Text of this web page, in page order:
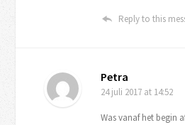
Reply to this
Petra
24 juli 2017 at 14:52
Was vanaf het begin